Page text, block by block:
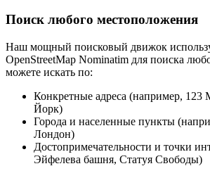
Поиск любого местоположения
Наш мощный поисковый движок
OpenStreetMap Nominatim для поиска
можете искать по:
Конкретные адреса (например, 123
Йорк)
Города и населенные пункты
Лондон)
Достопримечательности и точки
Эйфелева башня, Статуя Свободы)